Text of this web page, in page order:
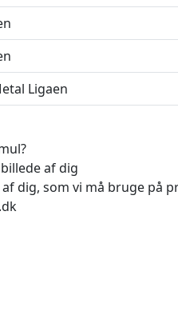
Ligaen
af dig
dig, som vi må bruge på